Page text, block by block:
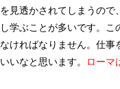
見透かされてしまうので
学ぶことが多いです。こ
ければなりません。仕事
いなと思います。
ローマ